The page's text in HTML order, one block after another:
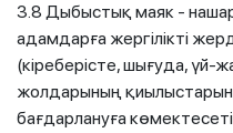
3.8 Дыбыстық маяк -
адамдарға жергілікті
(кіреберісте, шығуда, үй-
жолдарының
бағдарлануға